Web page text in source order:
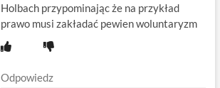
Holbach przypominając że na przykład
prawo musi zakładać pewien woluntaryzm
Odpowiedz